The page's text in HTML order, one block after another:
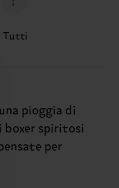
Tutti
pioggia di
boxer spiritosi
per